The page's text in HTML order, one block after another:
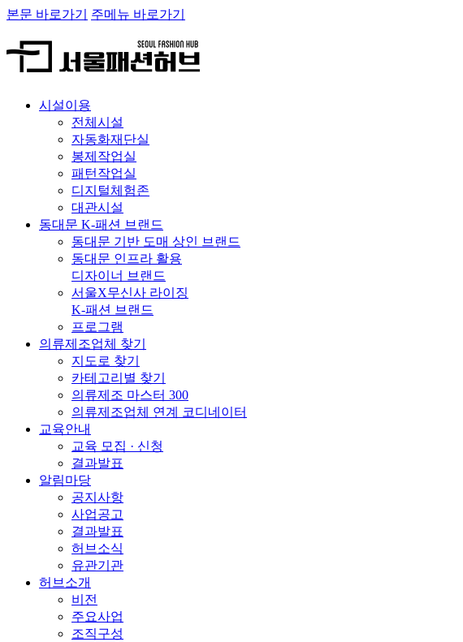
본문 바로가기 주메뉴 바로가기
시설이용
전체시설
자동화재단실
봉제작업실
패턴작업실
디지털체험존
대관시설
동대문 K-패션 브랜드
동대문 기반 도매 상인 브랜드
동대문 인프라 활용
디자이너 브랜드
서울X무신사 라이징
K-패션 브랜드
프로그램
의류제조업체 찾기
지도로 찾기
카테고리별 찾기
의류제조 마스터 300
의류제조업체 연계 코디네이터
교육안내
교육 모집 · 신청
결과발표
알림마당
공지사항
사업공고
결과발표
허브소식
유관기관
허브소개
비전
주요사업
조직구성